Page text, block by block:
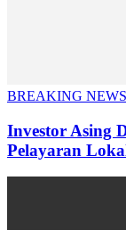
BREAKING NEWS
Investor Asing
Pelayaran